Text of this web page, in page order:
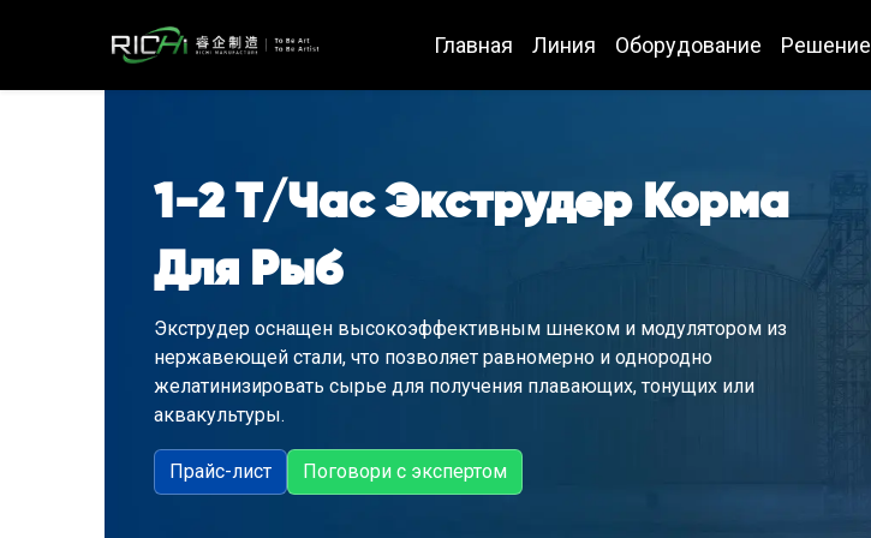
Главная Линия Оборудование Решение
1-2 Т/час Экструдер Корма
Для Рыб
Экструдер оснащен высокоэффективным шнеком и модулятором из
нержавеющей стали, что позволяет равномерно и однородно
желатинизировать сырье для получения плавающих, тонущих или
аквакультуры.
Прайс-лист Поговори с экспертом